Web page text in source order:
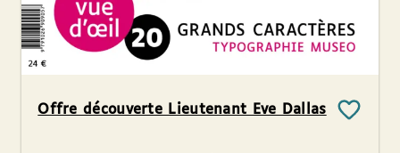
Offre découverte Lieutenant Eve Dallas